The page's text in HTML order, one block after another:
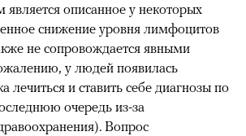
описанное у некоторых
снижение уровня лимфоцитов
не сопровождается явными
у людей появилась
лечиться и ставить себе диагнозы по
очередь из-за
Вопрос